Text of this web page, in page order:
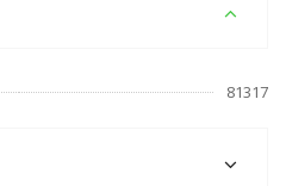
81317